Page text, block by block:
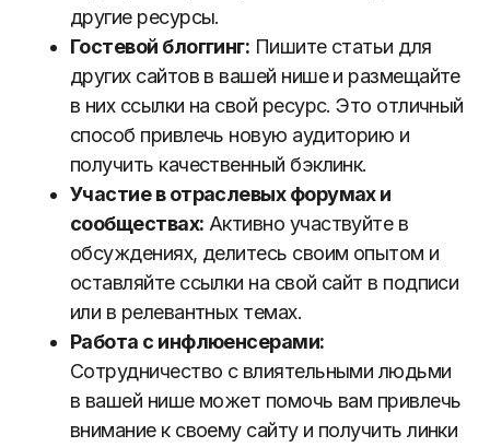
другие ресурсы.
Гостевой блоггинг: Пишите статьи для
других сайтов в вашей нише и размещайте
в них ссылки на свой ресурс. Это отличный
способ привлечь новую аудиторию и
получить качественный бэклинк.
Участие в отраслевых форумах и
сообществах: Активно участвуйте в
обсуждениях, делитесь своим опытом и
оставляйте ссылки на свой сайт в подписи
или в релевантных темах.
Работа с инфлюенсерами:
Сотрудничество с влиятельными людьми
в вашей нише может помочь вам привлечь
внимание к своему сайту и получить линки